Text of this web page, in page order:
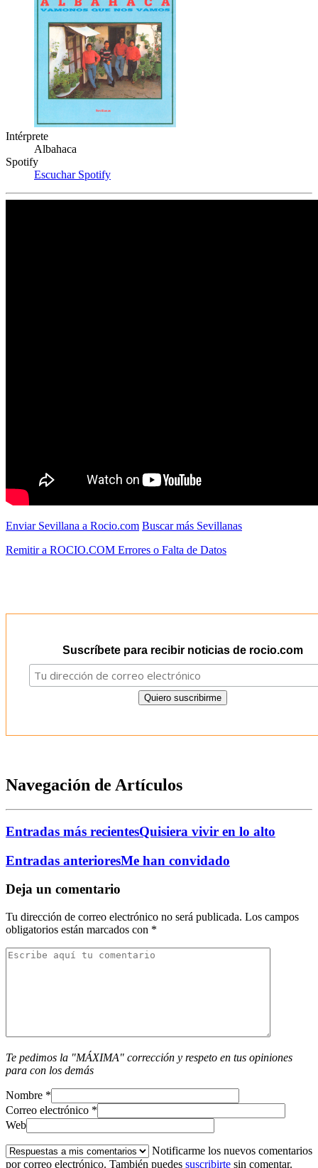
Intérprete
Albahaca
Spotify
Escuchar Spotify
Enviar Sevillana a Rocio.com Buscar más Sevillanas
Remitir a ROCIO.COM Errores o Falta de Datos
Suscríbete para recibir noticias de rocio.com
Navegación de Artículos
Entradas más recientesQuisiera vivir en lo alto
Entradas anterioresMe han convidado
Deja un comentario
Tu dirección de correo electrónico no será publicada. Los campos
obligatorios están marcados con *
Te pedimos la "MÁXIMA" corrección y respeto en tus opiniones
para con los demás
Nombre *
Correo electrónico *
Web
Notificarme los nuevos comentarios
por correo electrónico. También puedes suscribirte sin comentar.